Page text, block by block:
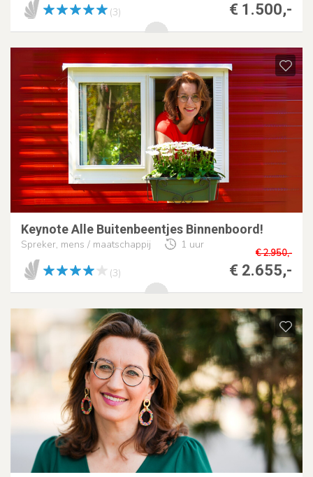
€ 1.500,-
(3)
Keynote Alle Buitenbeentjes Binnenboord!
Spreker, mens / maatschappij 1 uur
€ 2.950,-
€ 2.655,-
(3)